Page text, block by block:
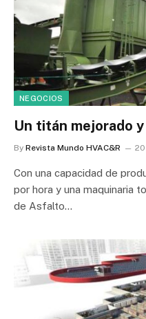
NEGOCIOS
Un titán mejorado
By Revista Mundo HVAC&R
Con una capacidad de
por hora y una maquinaria
de Asfalto…